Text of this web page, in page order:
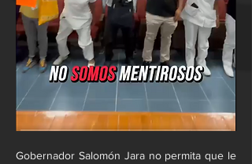
Gobernador Salomón Jara no permita que le